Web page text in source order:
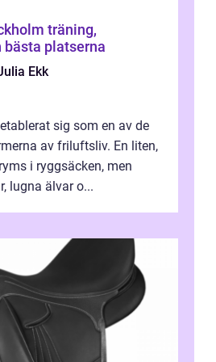
träning,
bästa platserna
Ekk
sig som en av de
av friluftsliv. En liten,
i ryggsäcken, men
lugna älvar o...